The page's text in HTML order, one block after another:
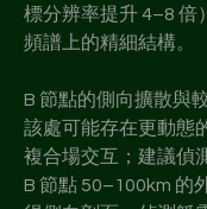
標分辨率提升 4–8 倍
頻譜上的精細結構。
B 節點的側向擴散與
該處可能存在更動態
複合場交互；建議偵
B 節點 50–100km 的